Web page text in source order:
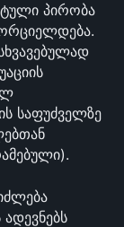
პირობა
საფუძველზე